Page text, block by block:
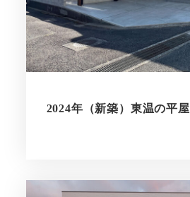
2024年（新築）東温の平屋